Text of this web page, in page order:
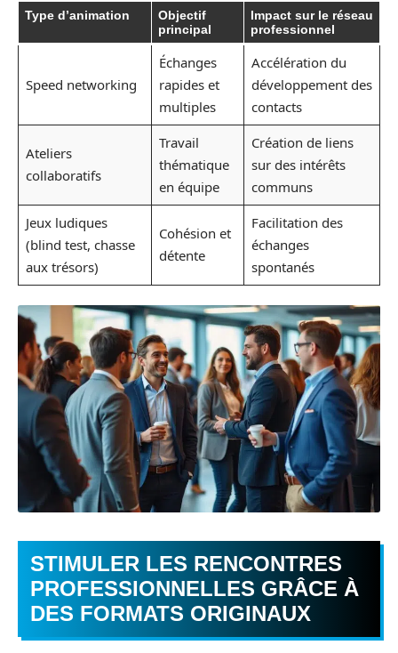
Type d’animation
Objectif
principal
Impact sur le réseau
professionnel
Speed networking
Échanges
rapides et
multiples
Accélération du
développement des
contacts
Ateliers
collaboratifs
Travail
thématique
en équipe
Création de liens
sur des intérêts
communs
Jeux ludiques
(blind test, chasse
aux trésors)
Cohésion et
détente
Facilitation des
échanges
spontanés
STIMULER LES RENCONTRES
PROFESSIONNELLES GRÂCE À
DES FORMATS ORIGINAUX